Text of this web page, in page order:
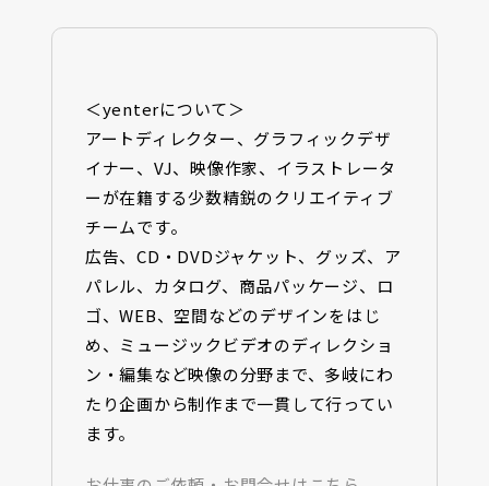
＜yenterについて＞
アートディレクター、グラフィックデザ
イナー、VJ、映像作家、イラストレータ
ーが在籍する少数精鋭のクリエイティブ
チームです。
広告、CD・DVDジャケット、グッズ、ア
パレル、カタログ、商品パッケージ、ロ
ゴ、WEB、空間などのデザインをはじ
め、ミュージックビデオのディレクショ
ン・編集など映像の分野まで、多岐にわ
たり企画から制作まで一貫して行ってい
ます。